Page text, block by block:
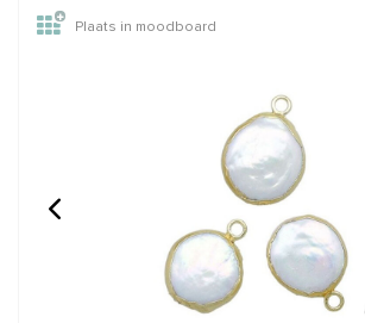
2x2mm
Klik voor staffelkorting
draad
2 meter
€2,45 Incl.
€2,02
Plaats in moodboard